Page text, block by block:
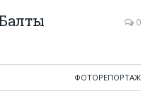
0
ФОТОРЕПОРТАЖ